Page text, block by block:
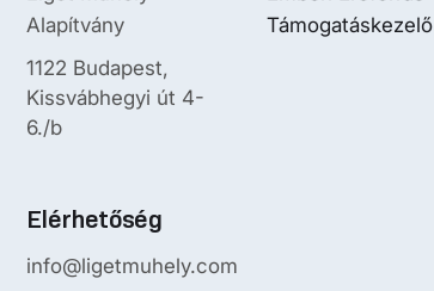
Alapítvány
1122 Budapest,
Kissvábhegyi út 4-
6./b
Elérhetőség
info@ligetmuhely.com
Támogatáskezelő